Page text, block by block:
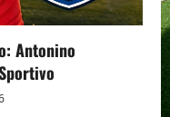
Antonino